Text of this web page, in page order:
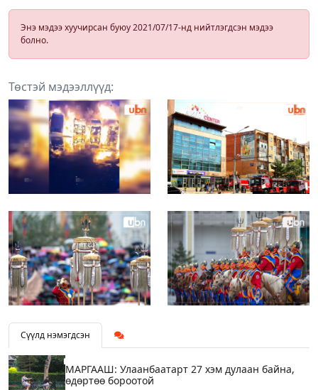
Энэ мэдээ хуучирсан буюу 2021/07/17-нд нийтлэгдсэн мэдээ
болно.
Төстэй мэдээллүүд:
Сүүлд нэмэгдсэн
МАРГААШ: Улаанбаатарт 27 хэм дулаан байна,
өдөртөө бороотой